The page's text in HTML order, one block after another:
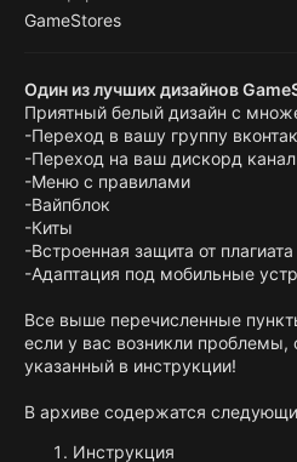
GameStores
Один из лучших дизайнов
Приятный белый дизайн с
-Переход в вашу группу
-Переход на ваш дискорд канал
-Меню с правилами
-Вайпблок
-Киты
-Встроенная защита от
-Адаптация под мобильные
Все выше перечисленные
если у вас возникли проблемы,
указанный в инструкции!
В архиве содержатся
Инструкция